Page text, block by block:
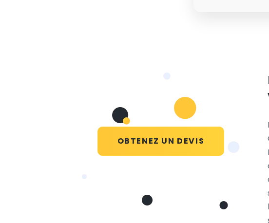
OBTENEZ UN DEVIS